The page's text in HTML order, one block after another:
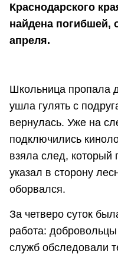
Краснодарского
найдена погибшей,
апреля.
Школьница пропала
ушла гулять с
вернулась. Уже на
подключились
взяла след, который
указал в сторону
оборвался.
За четверо суток
работа:
служб обследовали